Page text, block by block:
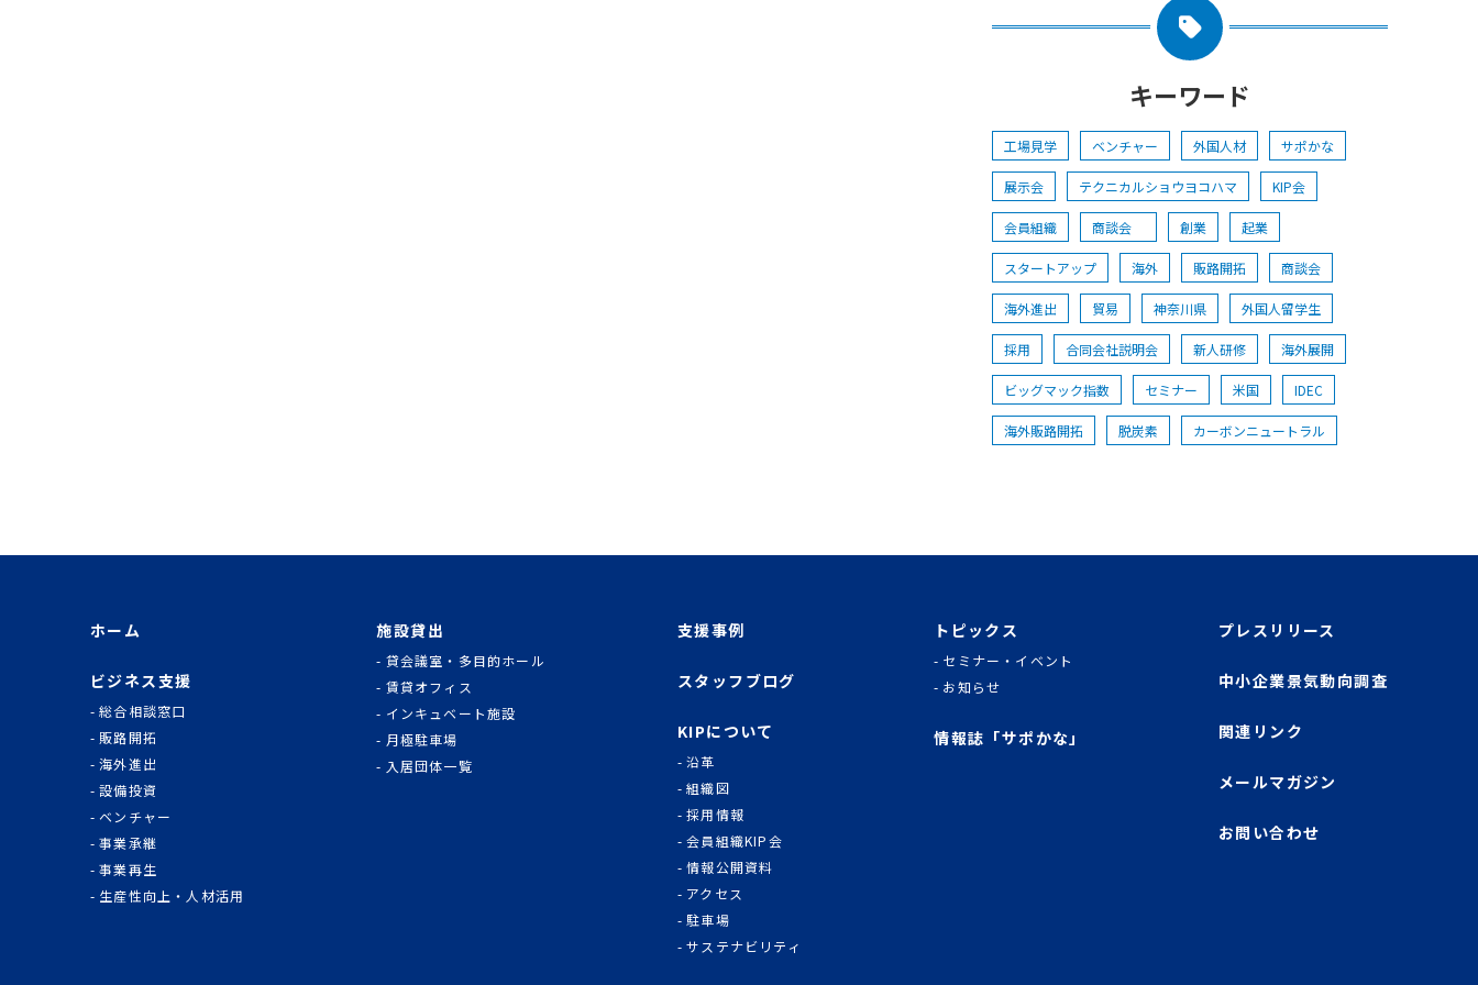
キーワード
工場見学 ベンチャー 外国人材 サポかな
展示会 テクニカルショウヨコハマ KIP会
会員組織 商談会 創業 起業
スタートアップ 海外 販路開拓 商談会
海外進出 貿易 神奈川県 外国人留学生
採用 合同会社説明会 新人研修 海外展開
ビッグマック指数 セミナー 米国 IDEC
海外販路開拓 脱炭素 カーボンニュートラル
ホーム
ビジネス支援
総合相談窓口
販路開拓
海外進出
設備投資
ベンチャー
事業承継
事業再生
生産性向上・人材活用
施設貸出
貸会議室・多目的ホール
賃貸オフィス
インキュベート施設
月極駐車場
入居団体一覧
支援事例
スタッフブログ
KIPについて
沿革
組織図
採用情報
会員組織KIP会
情報公開資料
アクセス
駐車場
サステナビリティ
トピックス
セミナー・イベント
お知らせ
情報誌「サポかな」
プレスリリース
中小企業景気動向調査
関連リンク
メールマガジン
お問い合わせ